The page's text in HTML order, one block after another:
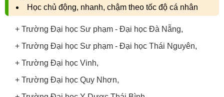
Học chủ động, nhanh, chậm theo tốc độ cá nhân
+ Trường Đại học Sư phạm - Đại học Đà Nẵng,
+ Trường Đại học Sư phạm - Đại học Thái Nguyên,
+ Trường Đại học Vinh,
+ Trường Đại học Quy Nhơn,